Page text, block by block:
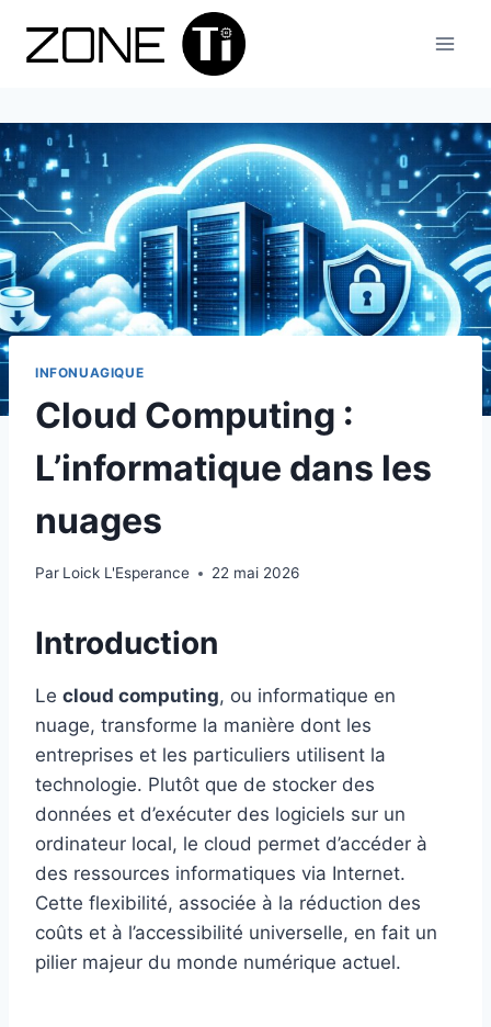
INFONUAGIQUE
Cloud Computing :
L’informatique dans les
nuages
Par Loick L'Esperance 22 mai 2026
Introduction
Le cloud computing, ou informatique en
nuage, transforme la manière dont les
entreprises et les particuliers utilisent la
technologie. Plutôt que de stocker des
données et d’exécuter des logiciels sur un
ordinateur local, le cloud permet d’accéder à
des ressources informatiques via Internet.
Cette flexibilité, associée à la réduction des
coûts et à l’accessibilité universelle, en fait un
pilier majeur du monde numérique actuel.